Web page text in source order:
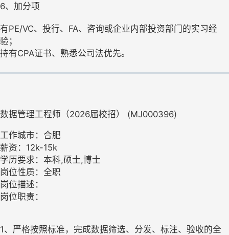
6、加分项
有PE/VC、投行、FA、咨询或企业内部投资部门的实习经
验；
持有CPA证书、熟悉公司法优先。
数据管理工程师（2026届校招） (MJ000396)
工作城市：合肥
薪资：12k-15k
学历要求：本科,硕士,博士
岗位性质：全职
岗位描述：
岗位职责：
1、严格按照标准，完成数据筛选、分发、标注、验收的全